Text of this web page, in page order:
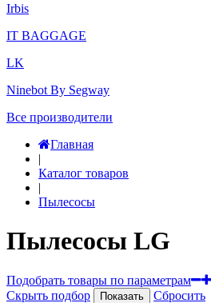
Irbis
IT BAGGAGE
LK
Ninebot By Segway
Все производители
Главная
|
Каталог товаров
|
Пылесосы
Пылесосы LG
Подобрать товары по параметрам
Скрыть подбор
Показать
Сбросить